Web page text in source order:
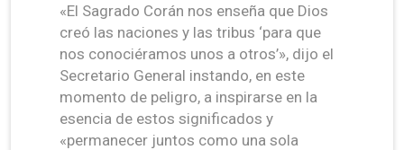
«El Sagrado Corán nos enseña que Dios
creó las naciones y las tribus ‘para que
nos conociéramos unos a otros’», dijo el
Secretario General instando, en este
momento de peligro, a inspirarse en la
esencia de estos significados y
«permanecer juntos como una sola